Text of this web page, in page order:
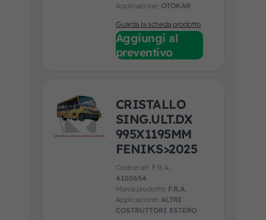
Applicazione: OTOKAR
Guarda la scheda prodotto
Aggiungi al
preventivo
CRISTALLO
SING.ULT.DX
995X1195MM
FENIKS>2025
Codice art. F.R.A.:
4100654
Marca prodotto: F.R.A.
Applicazione: ALTRI
COSTRUTTORI ESTERO